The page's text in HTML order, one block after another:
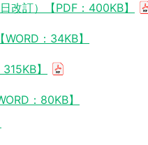
訂）【PDF：400KB】
：34KB】
】
：80KB】